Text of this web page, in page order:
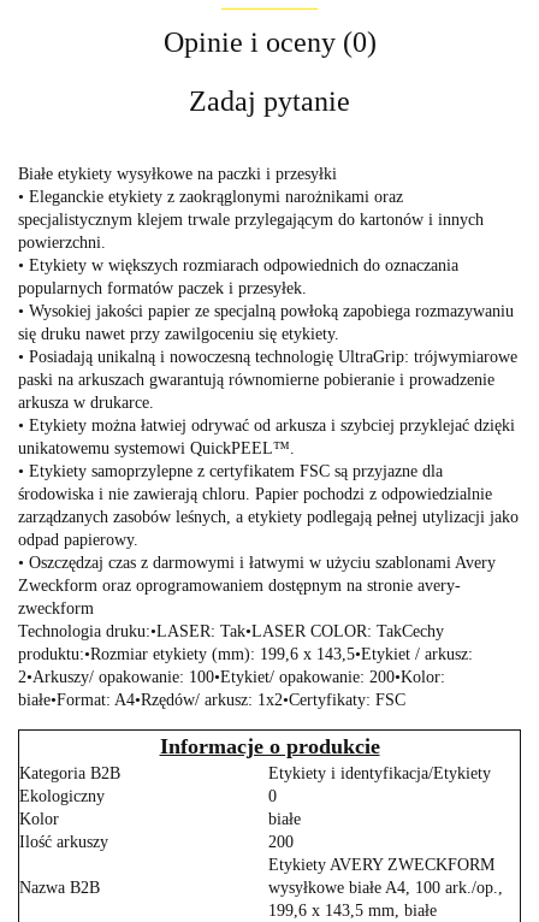
Opinie i oceny (0)
Zadaj pytanie
Białe etykiety wysyłkowe na paczki i przesyłki
• Eleganckie etykiety z zaokrąglonymi narożnikami oraz
specjalistycznym klejem trwale przylegającym do kartonów i innych
powierzchni.
• Etykiety w większych rozmiarach odpowiednich do oznaczania
popularnych formatów paczek i przesyłek.
• Wysokiej jakości papier ze specjalną powłoką zapobiega rozmazywaniu
się druku nawet przy zawilgoceniu się etykiety.
• Posiadają unikalną i nowoczesną technologię UltraGrip: trójwymiarowe
paski na arkuszach gwarantują równomierne pobieranie i prowadzenie
arkusza w drukarce.
• Etykiety można łatwiej odrywać od arkusza i szybciej przyklejać dzięki
unikatowemu systemowi QuickPEEL™.
• Etykiety samoprzylepne z certyfikatem FSC są przyjazne dla
środowiska i nie zawierają chloru. Papier pochodzi z odpowiedzialnie
zarządzanych zasobów leśnych, a etykiety podlegają pełnej utylizacji jako
odpad papierowy.
• Oszczędzaj czas z darmowymi i łatwymi w użyciu szablonami Avery
Zweckform oraz oprogramowaniem dostępnym na stronie avery-
zweckform
Technologia druku:•LASER: Tak•LASER COLOR: TakCechy
produktu:•Rozmiar etykiety (mm): 199,6 x 143,5•Etykiet / arkusz:
2•Arkuszy/ opakowanie: 100•Etykiet/ opakowanie: 200•Kolor:
białe•Format: A4•Rzędów/ arkusz: 1x2•Certyfikaty: FSC
Informacje o produkcie
Kategoria B2B
Etykiety i identyfikacja/Etykiety
Ekologiczny
0
Kolor
białe
Ilość arkuszy
200
Nazwa B2B
Etykiety AVERY ZWECKFORM
wysyłkowe białe A4, 100 ark./op.,
199,6 x 143,5 mm, białe